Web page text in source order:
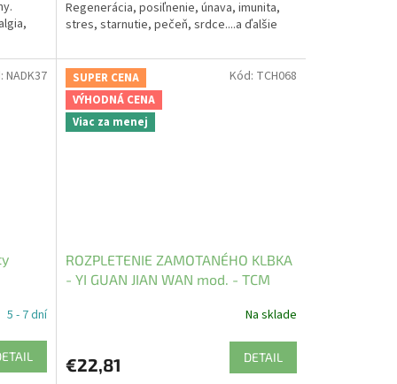
Regenerácia, posiľnenie, únava, imunita,
stres, starnutie, pečeň, srdce....a ďalšie
5 - 7 dní
NADK37
SUPER CENA
VÝHODNÁ CENA
Viac za menej
ROZPLETENIE ZAMOTANÉHO KLBKA
- YI GUAN JIAN WAN mod. - TCM
Na sklade
€22,81 DETAIL
Kód: TCH068